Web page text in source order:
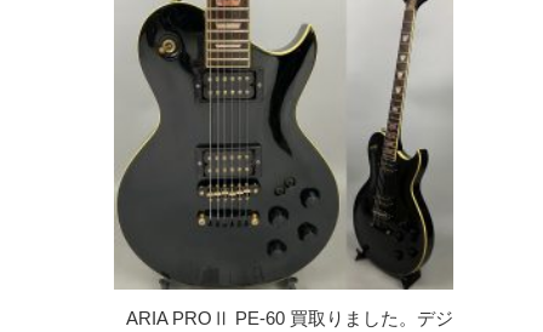
ARIA PROⅡ PE-60 買取りました。デジ